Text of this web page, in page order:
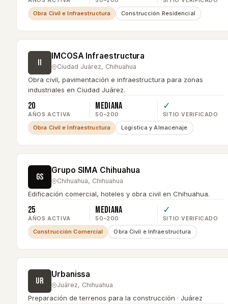
Obra Civil e Infraestructura Construcción Residencial
II
IMCOSA Infraestructura
Ciudad Juárez, Chihuahua
Obra civil, pavimentación e infraestructura para zonas
industriales en Ciudad Juárez.
20
AÑOS ACTIVA
Mediana
50–200
✓
SITIO VERIFICADO
Obra Civil e Infraestructura Logística y Almacenaje
GS
Grupo SIMA Chihuahua
Chihuahua, Chihuahua
Edificación comercial, hoteles y obra civil en Chihuahua.
25
AÑOS ACTIVA
Mediana
50–200
✓
SITIO VERIFICADO
Construcción Comercial Obra Civil e Infraestructura
UR
Urbanissa
Juárez, Chihuahua
Preparación de terrenos para la construcción · Juárez